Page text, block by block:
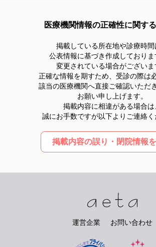
医療機関情報の正確性に関す
掲載している所在地や診療時間
公表情報に基づき作成しておりま
変更されている場合がございま
正確な情報を期すため、受診の際は
該当の医療機関へ直接ご確認いただ
お願い申し上げます。
掲載内容に相違がある場合は
誠にお手数ですが以下よりご連絡く
掲載内容の誤り・閉院情報
運営企業 お問い合わせ